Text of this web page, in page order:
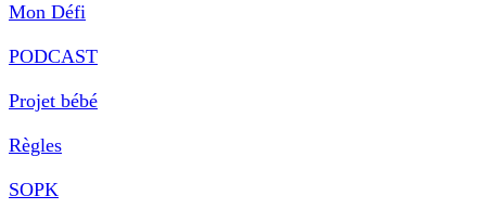
Mon Défi
PODCAST
Projet bébé
Règles
SOPK